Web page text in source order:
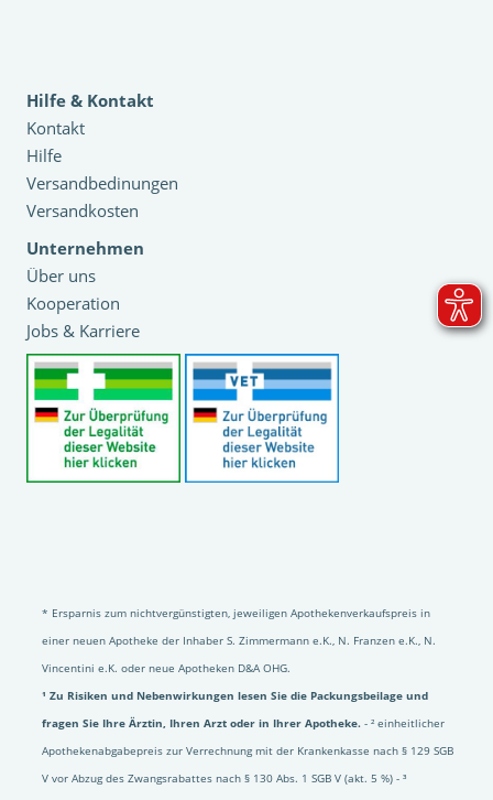
Hilfe & Kontakt
Kontakt
Hilfe
Versandbedinungen
Versandkosten
Unternehmen
Über uns
Kooperation
Jobs & Karriere
* Ersparnis zum nichtvergünstigten, jeweiligen Apothekenverkaufspreis in
einer neuen Apotheke der Inhaber S. Zimmermann e.K., N. Franzen e.K., N.
Vincentini e.K. oder neue Apotheken D&A OHG.
¹ Zu Risiken und Nebenwirkungen lesen Sie die Packungsbeilage und
fragen Sie Ihre Ärztin, Ihren Arzt oder in Ihrer Apotheke. - ² einheitlicher
Apothekenabgabepreis zur Verrechnung mit der Krankenkasse nach § 129 SGB
V vor Abzug des Zwangsrabattes nach § 130 Abs. 1 SGB V (akt. 5 %) - ³